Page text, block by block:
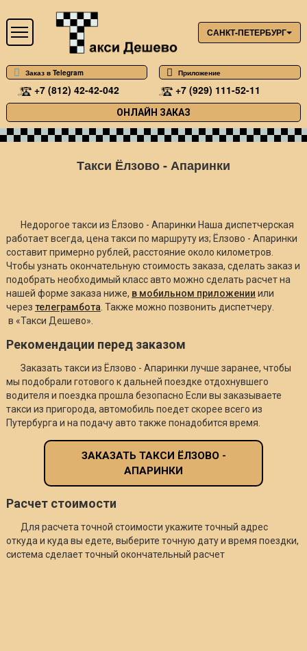
САНКТ-ПЕТЕРБУРГ
Заказ в Telegram Приложение
+7 (812) 42-42-042 +7 (929) 111-52-11
ОНЛАЙН ЗАКАЗ
Такси Ёлзово - Апаринки
Недорогое такси из Ёлзово - Апаринки Наша диспетчерская
работает всегда, цена такси по маршруту из; Ёлзово - Апаринки
составит примерно рублей, расстояние около километров.
Чтобы узнать окончательную стоимость заказа, сделать заказ и
подобрать необходимый класс авто можно сделать расчет на
нашей форме заказа ниже, в мобильном приложении или
через телеграмбота . Также можно позвонить диспетчеру.
в «Такси Дешево».
Рекомендации перед заказом
Заказать такси из Ёлзово - Апаринки лучше заранее, чтобы
мы подобрали готового к дальней поездке отдохнувшего
водителя и поездка прошла безопасно Если вы заказываете
такси из пригорода, автомобиль поедет скорее всего из
Путербурга и на подачу авто также понадобится время.
ЗАКАЗАТЬ ТАКСИ ЁЛЗОВО -
АПАРИНКИ
Расчет стоимости
Для расчета точной стоимости укажите точный адрес
откуда и куда вы едете, выберите точную дату и время поездки,
система сделает точный окончательный расчет